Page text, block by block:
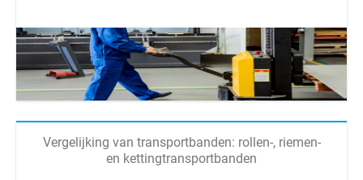
Vergelijking van transportbanden: rollen-, riemen-
en kettingtransportbanden